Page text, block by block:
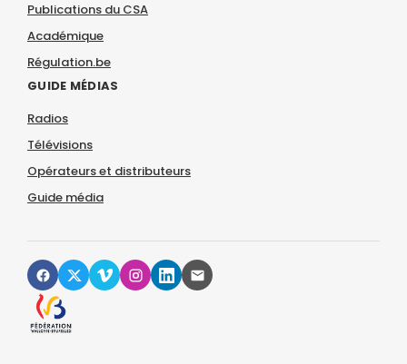
Publications du CSA
Académique
Régulation.be
GUIDE MÉDIAS
Radios
Télévisions
Opérateurs et distributeurs
Guide média